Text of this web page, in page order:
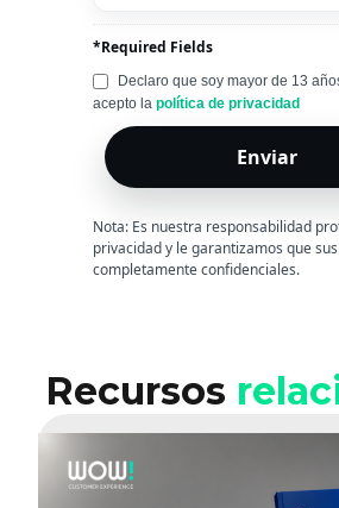
*Required Fields
Declaro que soy mayor de 13
acepto lapolítica de privacidad
Nota: Es nuestra responsabilidad
privacidad y le garantizamos que
completamente confidenciales.
Recursos